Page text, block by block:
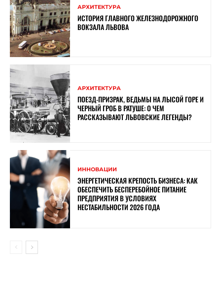
АРХИТЕКТУРА
ИСТОРИЯ ГЛАВНОГО ЖЕЛЕЗНОДОРОЖНОГО
ВОКЗАЛА ЛЬВОВА
АРХИТЕКТУРА
ПОЕЗД-ПРИЗРАК, ВЕДЬМЫ НА ЛЫСОЙ ГОРЕ И
ЧЕРНЫЙ ГРОБ В РАТУШЕ: О ЧЕМ
РАССКАЗЫВАЮТ ЛЬВОВСКИЕ ЛЕГЕНДЫ?
ИННОВАЦИИ
ЭНЕРГЕТИЧЕСКАЯ КРЕПОСТЬ БИЗНЕСА: КАК
ОБЕСПЕЧИТЬ БЕСПЕРЕБОЙНОЕ ПИТАНИЕ
ПРЕДПРИЯТИЯ В УСЛОВИЯХ
НЕСТАБИЛЬНОСТИ 2026 ГОДА